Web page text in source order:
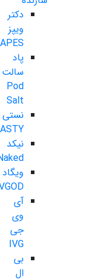
دکتر
ویپز
پاد
سالت
Pod
Salt
نستی
نیکد
ویگاد
آی
وی
جی
IVG
بی
ال